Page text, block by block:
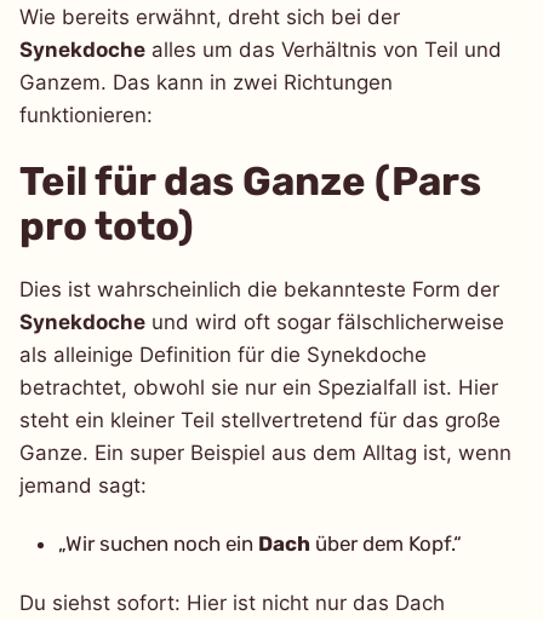
Wie bereits erwähnt, dreht sich bei der
Synekdoche alles um das Verhältnis von Teil und
Ganzem. Das kann in zwei Richtungen
funktionieren:
Teil für das Ganze (Pars
pro toto)
Dies ist wahrscheinlich die bekannteste Form der
Synekdoche und wird oft sogar fälschlicherweise
als alleinige Definition für die Synekdoche
betrachtet, obwohl sie nur ein Spezialfall ist. Hier
steht ein kleiner Teil stellvertretend für das große
Ganze. Ein super Beispiel aus dem Alltag ist, wenn
jemand sagt:
„Wir suchen noch ein Dach über dem Kopf.“
Du siehst sofort: Hier ist nicht nur das Dach